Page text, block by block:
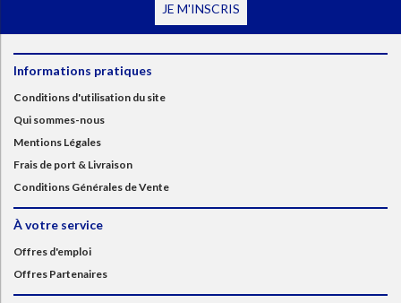
JE M'INSCRIS
Informations pratiques
Conditions d'utilisation du site
Qui sommes-nous
Mentions Légales
Frais de port & Livraison
Conditions Générales de Vente
À votre service
Offres d'emploi
Offres Partenaires